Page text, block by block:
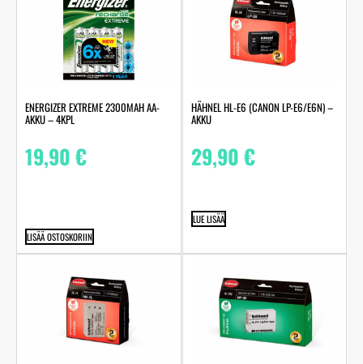
ENERGIZER EXTREME 2300MAH AA-
AKKU – 4KPL
19,90€
LISÄÄ OSTOSKORIIN
HÄHNEL HL-E6 (CANON LP-E6/E6N) –
AKKU
29,90€
LUE LISÄÄ